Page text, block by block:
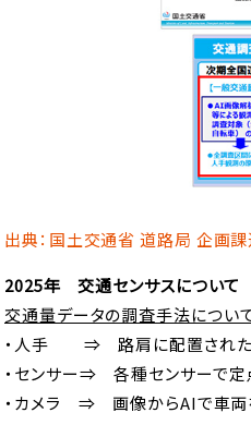
出典：国土交通省 道路局 企画
2025年 交通センサスについて
交通量データの調査手法につい
・人手 ⇒ 路肩に配置された
・センサー⇒ 各種センサーで
・カメラ ⇒ 画像からAIで車両